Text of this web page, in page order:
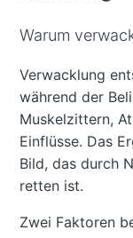
Warum
Verwacklung
während der
Muskelzittern,
Einflüsse. Das
Bild, das durch
retten ist.
Zwei Faktoren